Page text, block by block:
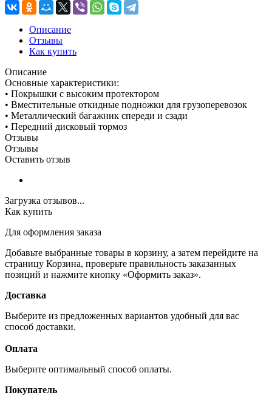
Описание
Отзывы
Как купить
Описание
Основные характеристики:
• Покрышки с высоким протектором
• Вместительные откидные подножки для грузоперевозок
• Металлический багажник спереди и сзади
• Передний дисковый тормоз
Отзывы
Отзывы
Оставить отзыв
Загрузка отзывов...
Как купить
Для оформления заказа
Добавьте выбранные товары в корзину, а затем перейдите на
страницу Корзина, проверьте правильность заказанных
позиций и нажмите кнопку «Оформить заказ».
Доставка
Выберите из предложенных вариантов удобный для вас
способ доставки.
Оплата
Выберите оптимальный способ оплаты.
Покупатель